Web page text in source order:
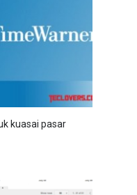
kuasai pasar